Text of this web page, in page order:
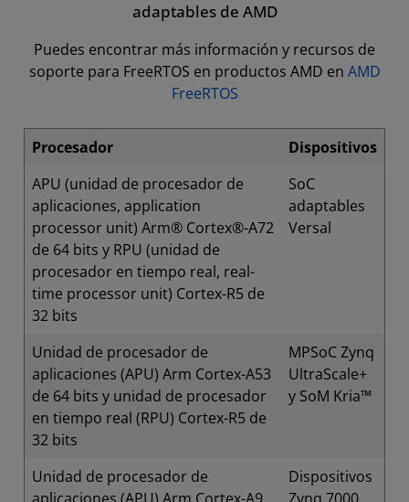
adaptables de AMD
Puedes encontrar más información y recursos de
soporte para FreeRTOS en productos AMD en AMD
FreeRTOS
Procesador
Dispositivos
APU (unidad de procesador de
aplicaciones, application
processor unit) Arm® Cortex®-A72
de 64 bits y RPU (unidad de
procesador en tiempo real, real-
time processor unit) Cortex-R5 de
32 bits
SoC
adaptables
Versal
Unidad de procesador de
aplicaciones (APU) Arm Cortex-A53
de 64 bits y unidad de procesador
en tiempo real (RPU) Cortex-R5 de
32 bits
MPSoC Zynq
UltraScale+
y SoM Kria™
Unidad de procesador de
Dispositivos